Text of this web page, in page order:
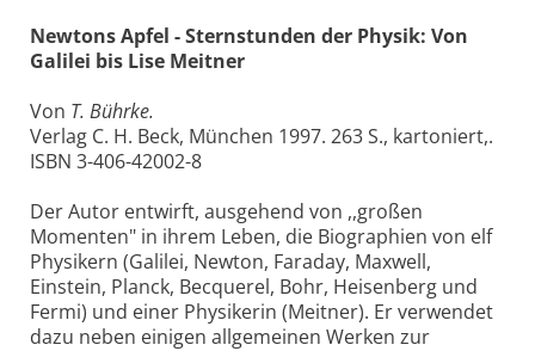
Newtons Apfel - Sternstunden der Physik: Von
Galilei bis Lise Meitner
Von T. Bührke.
Verlag C. H. Beck, München 1997. 263 S., kartoniert,.
ISBN 3-406-42002-8
Der Autor entwirft, ausgehend von ,,großen
Momenten" in ihrem Leben, die Biographien von elf
Physikern (Galilei, Newton, Faraday, Maxwell,
Einstein, Planck, Becquerel, Bohr, Heisenberg und
Fermi) und einer Physikerin (Meitner). Er verwendet
dazu neben einigen allgemeinen Werken zur